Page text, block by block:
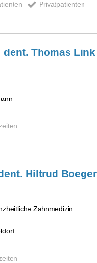
Privatpatienten
dent. Thomas Link
Hiltrud Boeger
Zahnmedizin